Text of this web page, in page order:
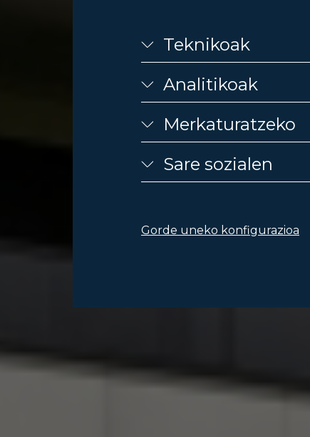
Teknikoak
Analitikoak
Merkaturatzeko
Sare sozialen
Gorde uneko konfigurazioa